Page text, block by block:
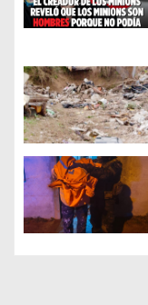
e
e
n
t
r
a